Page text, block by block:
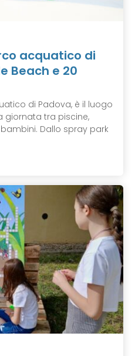
acquatico di
Beach e 20
di Padova, è il luogo
giornata tra piscine,
Dallo spray park